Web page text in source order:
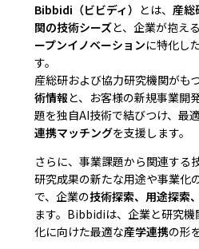
Bibbidi（ビビディ） とは、 産総
関の技術シーズと、企業が抱え
ープンイノベーションに特化し
す。
産総研および協力研究機関がも
術情報と、お客様の新規事業開
題を独自AI技術で結びつけ、最
連携マッチングを支援します。
さらに、事業課題から関連する
研究成果の新たな用途や事業化
で、企業の技術探索、用途探索
ます。Bibbidiは、企業と研究機
化に向けた最適な産学連携の形